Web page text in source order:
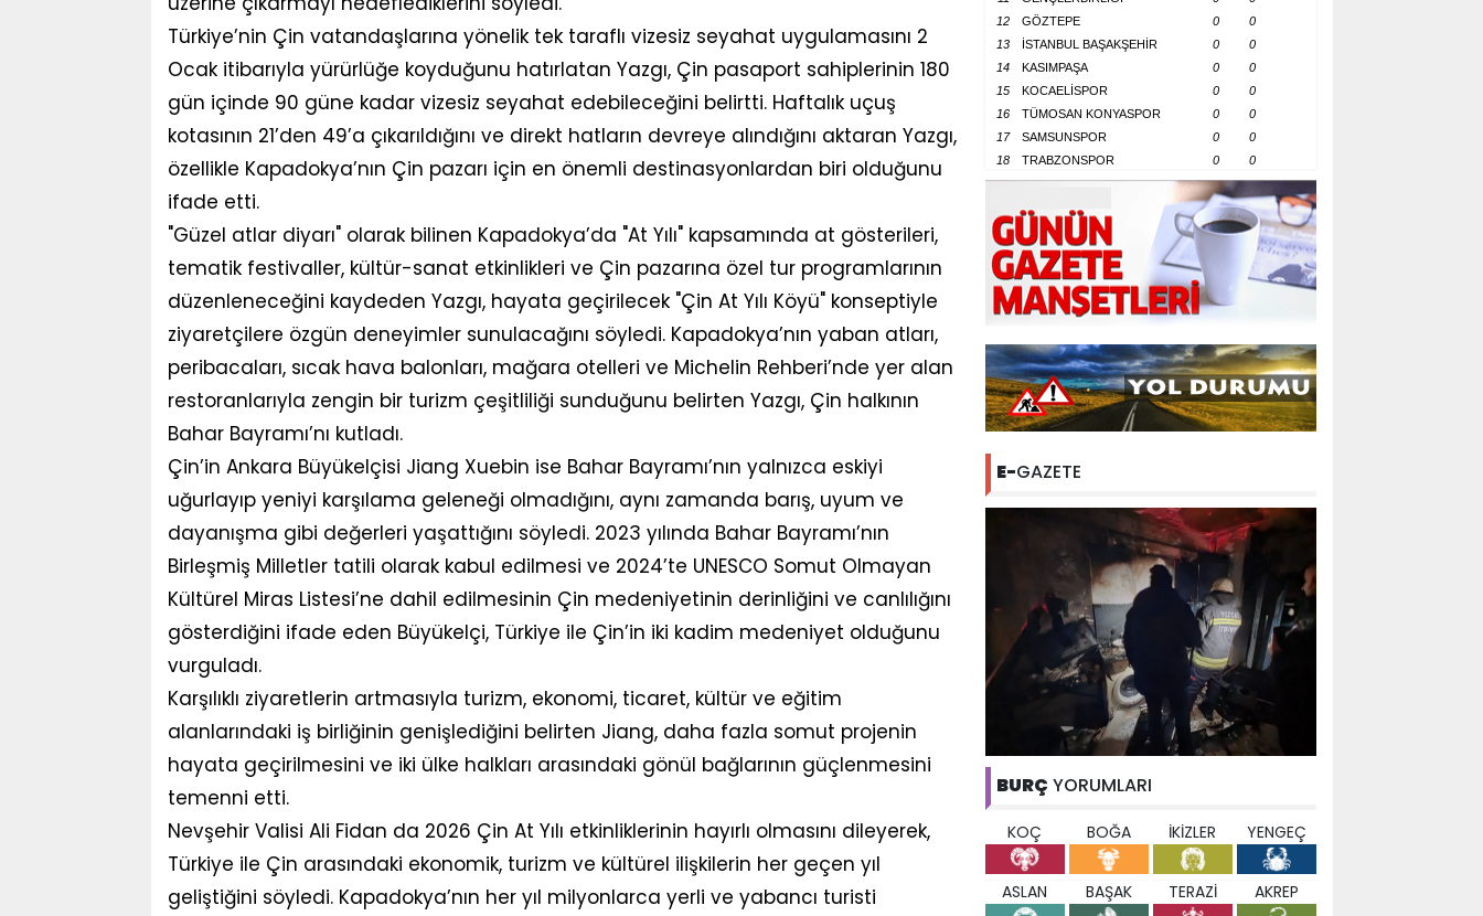
Türkiye’nin Çin vatandaşlarına yönelik tek taraflı vizesiz seyahat uygulamasını 2
Ocak itibarıyla yürürlüğe koyduğunu hatırlatan Yazgı, Çin pasaport sahiplerinin 180
gün içinde 90 güne kadar vizesiz seyahat edebileceğini belirtti. Haftalık uçuş
kotasının 21’den 49’a çıkarıldığını ve direkt hatların devreye alındığını aktaran Yazgı,
özellikle Kapadokya’nın Çin pazarı için en önemli destinasyonlardan biri olduğunu
ifade etti.
"Güzel atlar diyarı" olarak bilinen Kapadokya’da "At Yılı" kapsamında at gösterileri,
tematik festivaller, kültür-sanat etkinlikleri ve Çin pazarına özel tur programlarının
düzenleneceğini kaydeden Yazgı, hayata geçirilecek "Çin At Yılı Köyü" konseptiyle
ziyaretçilere özgün deneyimler sunulacağını söyledi. Kapadokya’nın yaban atları,
peribacaları, sıcak hava balonları, mağara otelleri ve Michelin Rehberi’nde yer alan
restoranlarıyla zengin bir turizm çeşitliliği sunduğunu belirten Yazgı, Çin halkının
Bahar Bayramı’nı kutladı.
Çin’in Ankara Büyükelçisi Jiang Xuebin ise Bahar Bayramı’nın yalnızca eskiyi
uğurlayıp yeniyi karşılama geleneği olmadığını, aynı zamanda barış, uyum ve
dayanışma gibi değerleri yaşattığını söyledi. 2023 yılında Bahar Bayramı’nın
Birleşmiş Milletler tatili olarak kabul edilmesi ve 2024’te UNESCO Somut Olmayan
Kültürel Miras Listesi’ne dahil edilmesinin Çin medeniyetinin derinliğini ve canlılığını
gösterdiğini ifade eden Büyükelçi, Türkiye ile Çin’in iki kadim medeniyet olduğunu
vurguladı.
Karşılıklı ziyaretlerin artmasıyla turizm, ekonomi, ticaret, kültür ve eğitim
alanlarındaki iş birliğinin genişlediğini belirten Jiang, daha fazla somut projenin
hayata geçirilmesini ve iki ülke halkları arasındaki gönül bağlarının güçlenmesini
temenni etti.
Nevşehir Valisi Ali Fidan da 2026 Çin At Yılı etkinliklerinin hayırlı olmasını dileyerek,
Türkiye ile Çin arasındaki ekonomik, turizm ve kültürel ilişkilerin her geçen yıl
geliştiğini söyledi. Kapadokya’nın her yıl milyonlarca yerli ve yabancı turisti
12
GÖZTEPE 0
0
13
İSTANBUL BAŞAKŞEHİR 0
0
14
KASIMPAŞA 0
0
15
KOCAELİSPOR 0
0
16
TÜMOSAN KONYASPOR 0
0
17
SAMSUNSPOR 0
0
18
TRABZONSPOR 0 0
E-GAZETE
BURÇ YORUMLARI
KOÇ BOĞA İKİZLER YENGEÇ
ASLAN BAŞAK TERAZİ AKREP